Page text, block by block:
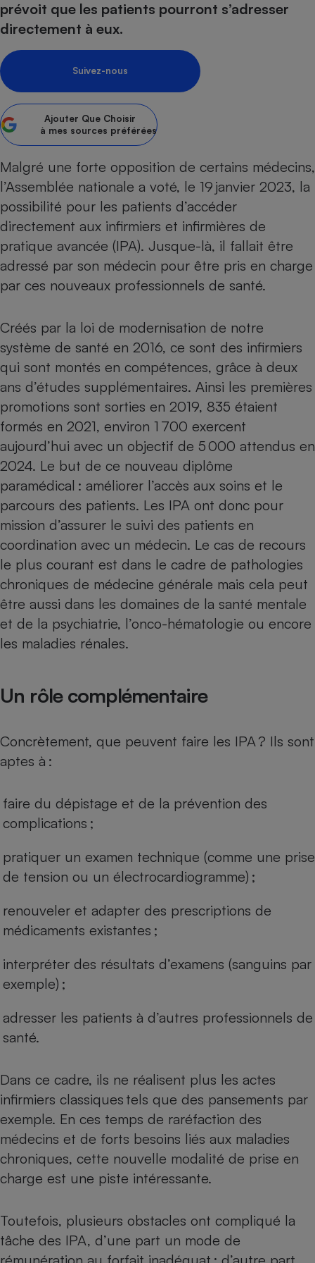
prévoit que les patients pourront s’adresser
directement à eux.
Suivez-nous
Ajouter Que Choisir
à mes sources préférées
Malgré une forte opposition de certains médecins,
l’Assemblée nationale a voté, le 19 janvier 2023, la
possibilité pour les patients d’accéder
directement aux infirmiers et infirmières de
pratique avancée (IPA). Jusque-là, il fallait être
adressé par son médecin pour être pris en charge
par ces nouveaux professionnels de santé.
Créés par la loi de modernisation de notre
système de santé en 2016, ce sont des infirmiers
qui sont montés en compétences, grâce à deux
ans d’études supplémentaires. Ainsi les premières
promotions sont sorties en 2019, 835 étaient
formés en 2021, environ 1 700 exercent
aujourd’hui avec un objectif de 5 000 attendus en
2024. Le but de ce nouveau diplôme
paramédical : améliorer l’accès aux soins et le
parcours des patients. Les IPA ont donc pour
mission d’assurer le suivi des patients en
coordination avec un médecin. Le cas de recours
le plus courant est dans le cadre de pathologies
chroniques de médecine générale mais cela peut
être aussi dans les domaines de la santé mentale
et de la psychiatrie, l’onco-hématologie ou encore
les maladies rénales.
Un rôle complémentaire
Concrètement, que peuvent faire les IPA ? Ils sont
aptes à :
faire du dépistage et de la prévention des
complications ;
pratiquer un examen technique (comme une prise
de tension ou un électrocardiogramme) ;
renouveler et adapter des prescriptions de
médicaments existantes ;
interpréter des résultats d’examens (sanguins par
exemple) ;
adresser les patients à d’autres professionnels de
santé.
Dans ce cadre, ils ne réalisent plus les actes
infirmiers classiques tels que des pansements par
exemple. En ces temps de raréfaction des
médecins et de forts besoins liés aux maladies
chroniques, cette nouvelle modalité de prise en
charge est une piste intéressante.
Toutefois, plusieurs obstacles ont compliqué la
tâche des IPA, d’une part un mode de
Assurance emprunteur
Banque
Lave-linge
Plaque de cuisson à
induction
Climatiseur -
Ventilateur
Robot ménager
Téléviseur
Téléphone mobile -
Smartphone
Antivirus
Radiateur électrique
Climatiseur -
Ventilateur
Antimoustique